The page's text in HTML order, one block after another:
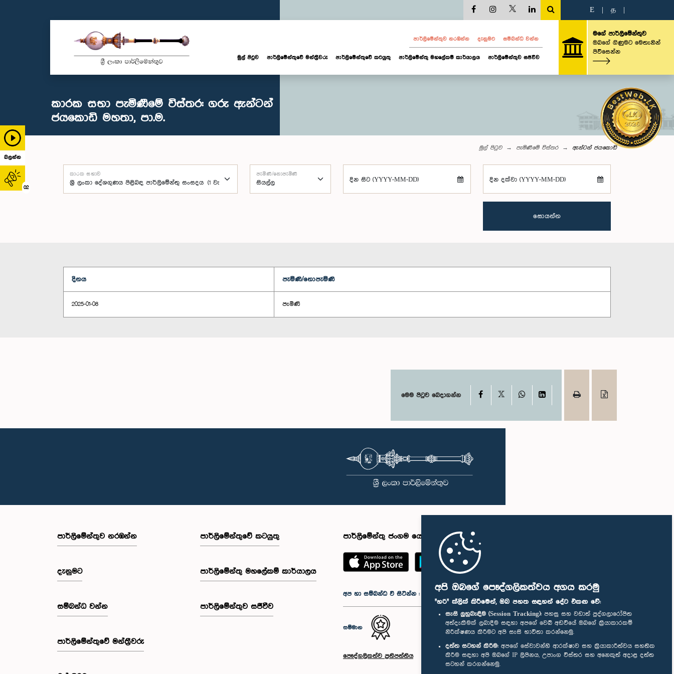
අපි ඔබගේ පෞද්ගලිකත්වය අගය කරමු
"හරි" ක්ලික් කිරීමෙන්, ඔබ පහත සඳහන් දේට එකඟ වේ:
සැසි ලුහුබැඳීම (Session Tracking): පහසු සහ වඩාත් පුද්ගලාරෝපිත
අත්දැකීමක් ලබාදීම සඳහා අපගේ වෙබ් අඩවියේ ඔබගේ ක්‍රියාකාරකම්
නිරීක්ෂණය කිරීමට අපි සැසි භාවිතා කරන්නෙමු.
දත්ත සටහන් කිරීම: අපගේ සේවාවන්හි ආරක්ෂාව සහ ක්‍රියාකාරීත්වය සහතික
කිරීම සඳහා අපි ඔබගේ IP ලිපිනය, උපාංග විස්තර සහ අනෙකුත් අදාළ දත්ත
සටහන් කරගන්නෙමු.
බලන්න
02
E த
පාර්ලි‌මේන්තුව නරඹන්න දැනුමට සම්බන්ධ වන්න
මුල් පිටුව පාර්ලි‌මේන්තුවේ මන්ත්‍රීවරු පාර්ලිමේන්තුවේ කටයුතු පාර්ලිමේන්තු මහලේකම් කාර්යාලය පාර්ලිමේන්තුව සජීවීව
මගේ පාර්ලිමේන්තුව
ඔබගේ ගිණුමට මෙතැනින්
පිවිසෙන්න
කාරක සභා පැමිණීමේ විස්තර: ගරු ඇන්ටන්
ජයකොඩි මහතා, පා.ම.
මුල් පිටුව පැමිණීමේ විස්තර ඇන්ටන් ජයකොඩි
කාරක සභාව පැමිණි/නොපැමිණි
දින සිට (YYYY-MM-DD) දින දක්වා (YYYY-MM-DD)
සොයන්න
දිනය පැමිණි/නොපැමිණි
2025-01-08 පැමිණි
මෙම පිටුව බෙදාගන්න Facebook WhatsAppLinkedIn
පාර්ලි‌මේන්තුව නරඹන්න
දැනුමට
සම්බන්ධ වන්න
පාර්ලි‌මේන්තුවේ මන්ත්‍රීවරු
පාර්ලිමේන්තුවේ කටයුතු
පාර්ලිමේන්තු මහලේකම් කාර්යාලය
පාර්ලිමේන්තුව සජීවීව
පාර්ලිමේන්තු ජංගම යෙදුම
අප හා සම්බන්ධ වී සිටින්න :
සම්මාන
පෞද්ගලිකත්ව ප්‍රතිපත්තිය